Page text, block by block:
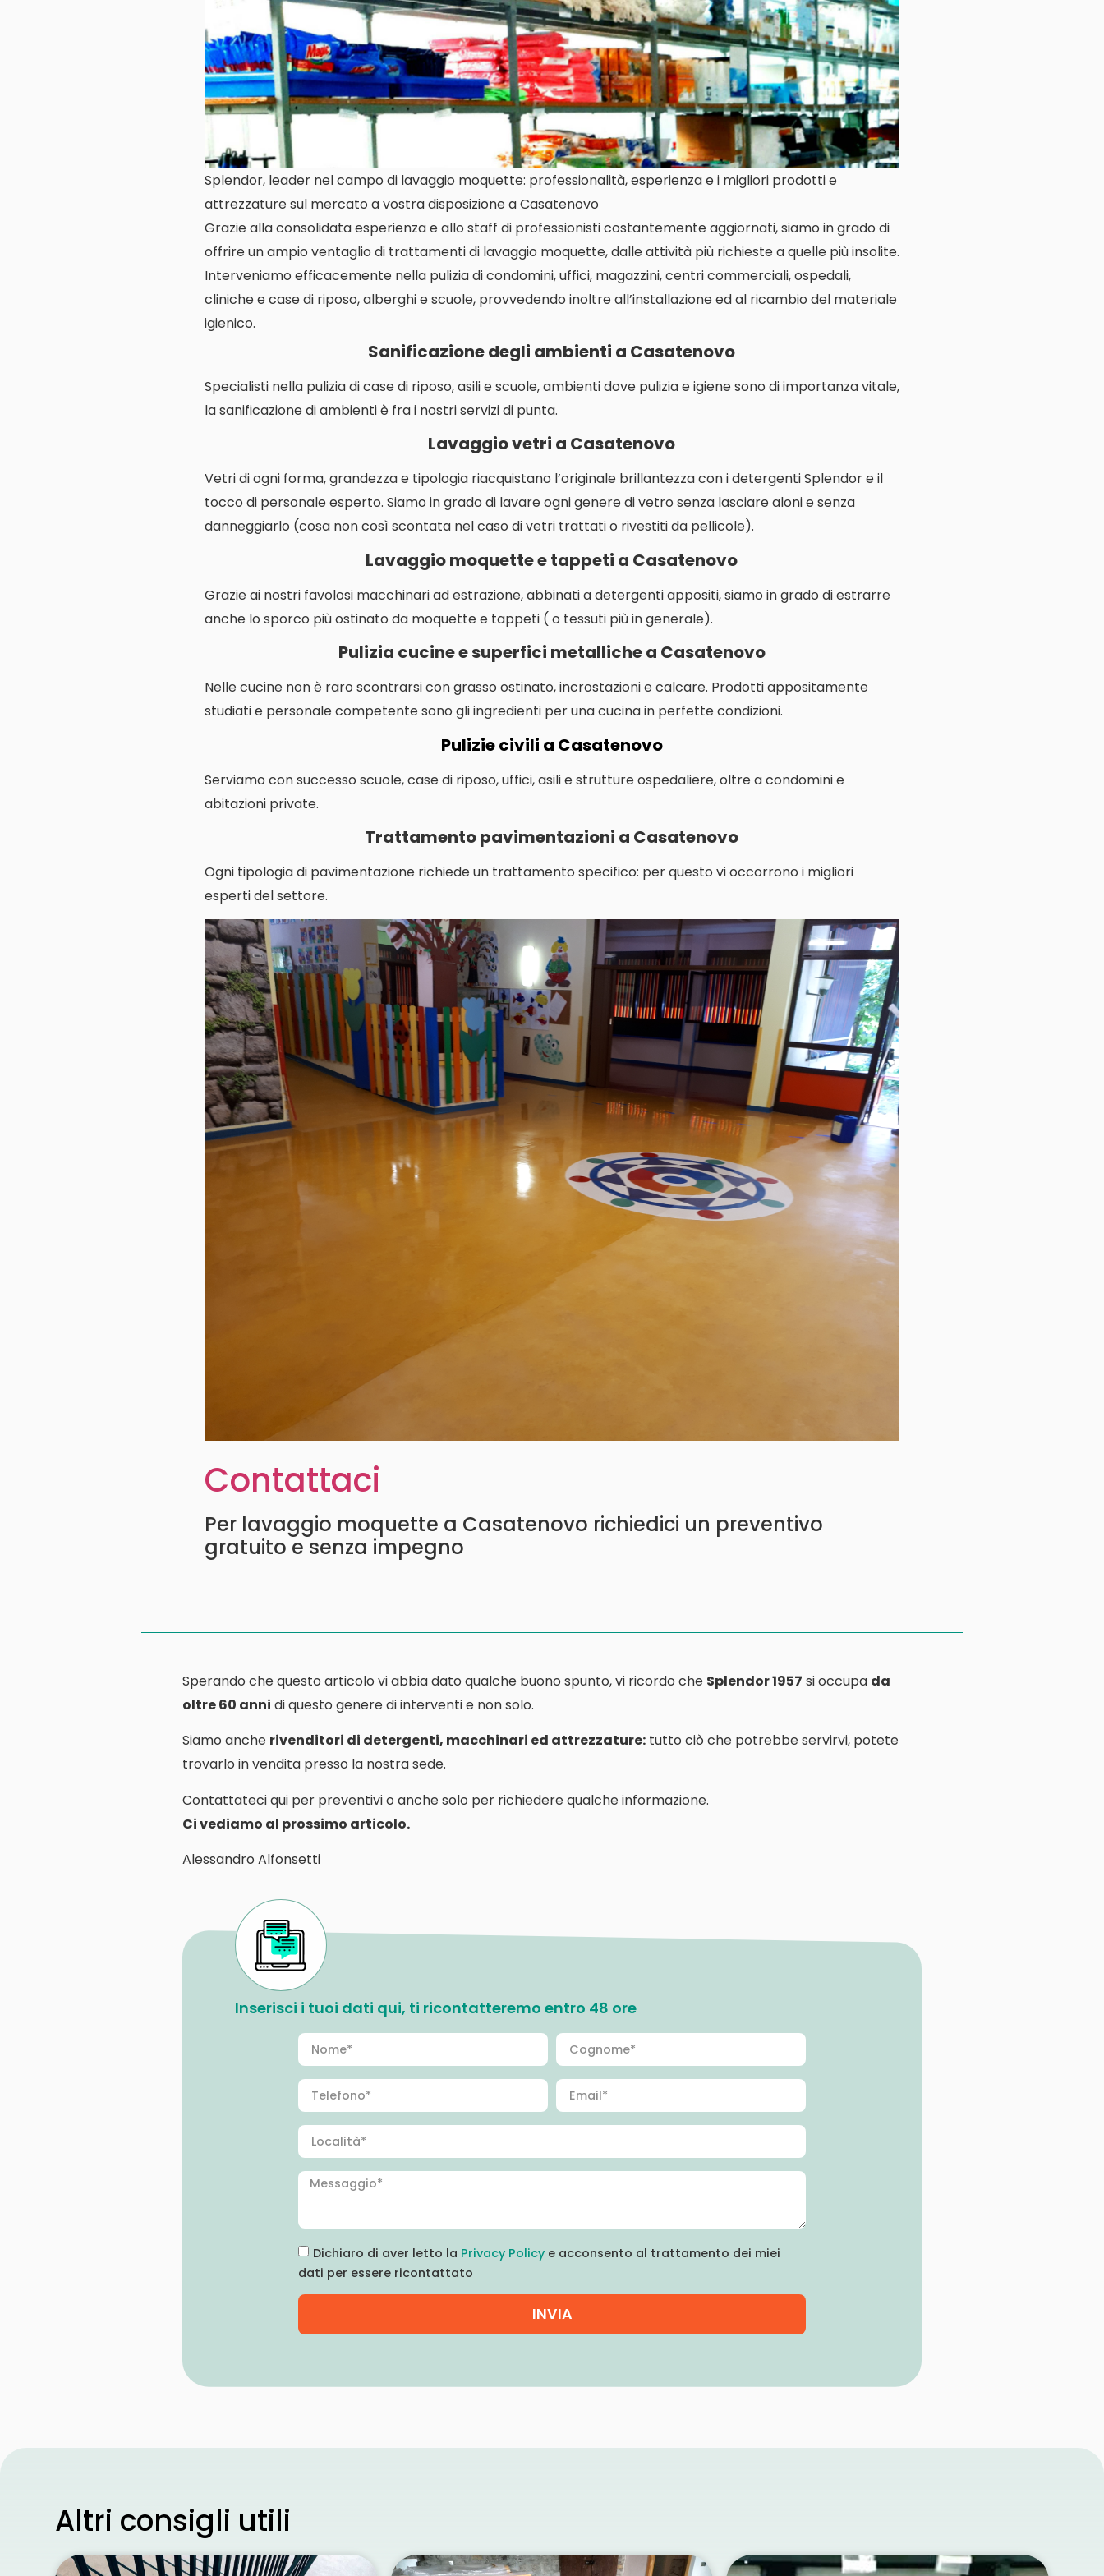
Splendor, leader nel campo di lavaggio moquette: professionalità, esperienza e i migliori prodotti e
attrezzature sul mercato a vostra disposizione a Casatenovo
Grazie alla consolidata esperienza e allo staff di professionisti costantemente aggiornati, siamo in grado di
offrire un ampio ventaglio di trattamenti di lavaggio moquette, dalle attività più richieste a quelle più insolite.
Interveniamo efficacemente nella pulizia di condomini, uffici, magazzini, centri commerciali, ospedali,
cliniche e case di riposo, alberghi e scuole, provvedendo inoltre all’installazione ed al ricambio del materiale
igienico.
Sanificazione degli ambienti a Casatenovo
Specialisti nella pulizia di case di riposo, asili e scuole, ambienti dove pulizia e igiene sono di importanza vitale,
la sanificazione di ambienti è fra i nostri servizi di punta.
Lavaggio vetri a Casatenovo
Vetri di ogni forma, grandezza e tipologia riacquistano l’originale brillantezza con i detergenti Splendor e il
tocco di personale esperto. Siamo in grado di lavare ogni genere di vetro senza lasciare aloni e senza
danneggiarlo (cosa non così scontata nel caso di vetri trattati o rivestiti da pellicole).
Lavaggio moquette e tappeti a Casatenovo
Grazie ai nostri favolosi macchinari ad estrazione, abbinati a detergenti appositi, siamo in grado di estrarre
anche lo sporco più ostinato da moquette e tappeti ( o tessuti più in generale).
Pulizia cucine e superfici metalliche a Casatenovo
Nelle cucine non è raro scontrarsi con grasso ostinato, incrostazioni e calcare. Prodotti appositamente
studiati e personale competente sono gli ingredienti per una cucina in perfette condizioni.
Pulizie civili a Casatenovo
Serviamo con successo scuole, case di riposo, uffici, asili e strutture ospedaliere, oltre a condomini e
abitazioni private.
Trattamento pavimentazioni a Casatenovo
Ogni tipologia di pavimentazione richiede un trattamento specifico: per questo vi occorrono i migliori
esperti del settore.
Contattaci
Per lavaggio moquette a Casatenovo richiedici un preventivo
gratuito e senza impegno
Sperando che questo articolo vi abbia dato qualche buono spunto, vi ricordo che Splendor 1957 si occupa da
oltre 60 anni di questo genere di interventi e non solo.
Siamo anche rivenditori di detergenti, macchinari ed attrezzature: tutto ciò che potrebbe servirvi, potete
trovarlo in vendita presso la nostra sede.
Contattateci qui per preventivi o anche solo per richiedere qualche informazione.
Ci vediamo al prossimo articolo.
Alessandro Alfonsetti
Inserisci i tuoi dati qui, ti ricontatteremo entro 48 ore
Dichiaro di aver letto la Privacy Policy e acconsento al trattamento dei miei
dati per essere ricontattato
INVIA
Altri consigli utili